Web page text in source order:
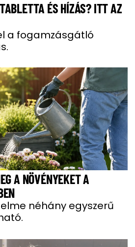
ÉS HÍZÁS? ITT AZ
a fogamzásgátló
A NÖVÉNYEKET A
néhány egyszerű